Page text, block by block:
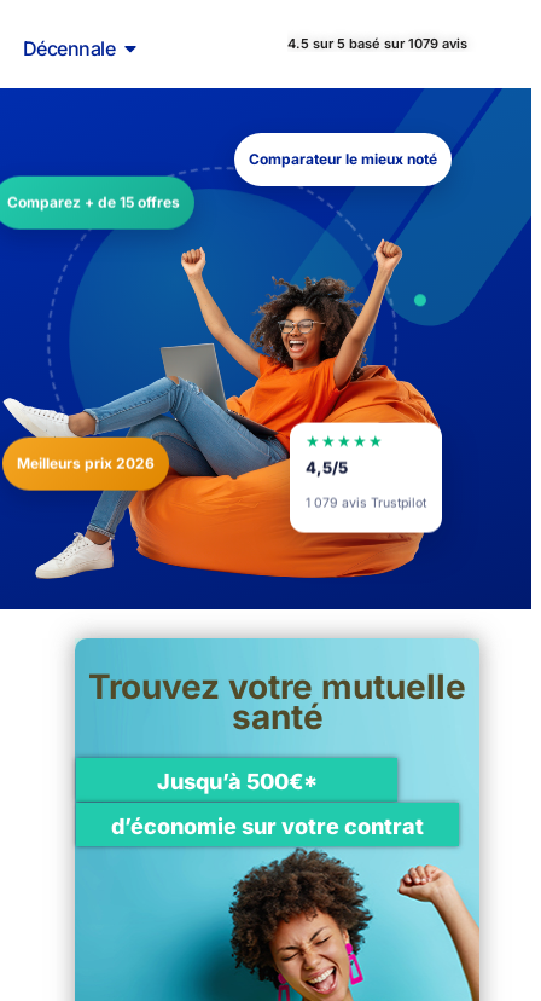
Décennale 4.5 sur 5 basé sur 1079 avis
Comparez + de 15 offres
Meilleurs prix 2026
Comparateur le mieux noté
★★★★★
4,5/5
1 079 avis Trustpilot
Trouvez votre mutuelle
santé
Jusqu’à 500€*
d’économie sur votre contrat